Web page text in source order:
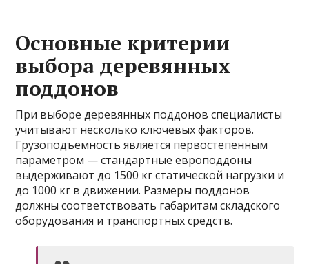
Основные критерии
выбора деревянных
поддонов
При выборе деревянных поддонов специалисты
учитывают несколько ключевых факторов.
Грузоподъемность является первостепенным
параметром — стандартные европоддоны
выдерживают до 1500 кг статической нагрузки и
до 1000 кг в движении. Размеры поддонов
должны соответствовать габаритам складского
оборудования и транспортных средств.